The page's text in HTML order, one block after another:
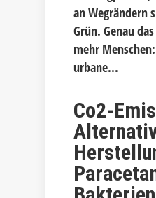
an Wegrändern
Grün. Genau
mehr
urbane...
Co2-